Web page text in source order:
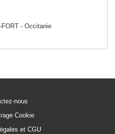
FORT - Occitanie
nous
Cookie
et CGU